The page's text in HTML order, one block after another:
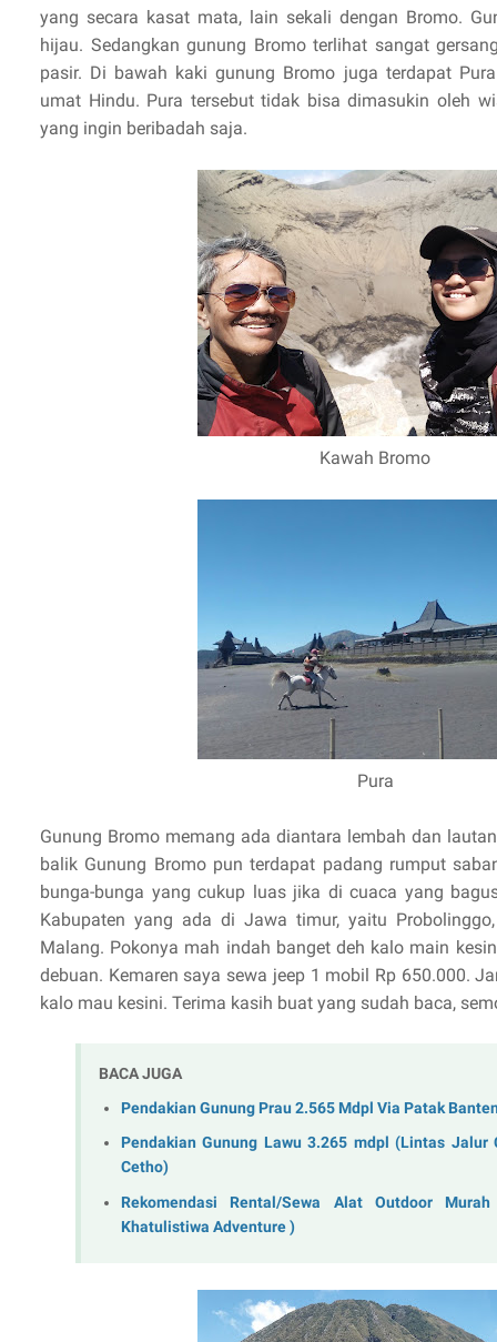
yang secara kasat mata, lain sekali dengan Bromo.
hijau. Sedangkan gunung Bromo terlihat sangat
pasir. Di bawah kaki gunung Bromo juga terdapat
umat Hindu. Pura tersebut tidak bisa dimasukin oleh
yang ingin beribadah saja.
Kawah Bromo
Pura
Gunung Bromo memang ada diantara lembah dan
balik Gunung Bromo pun terdapat padang rumput
bunga-bunga yang cukup luas jika di cuaca yang
Kabupaten yang ada di Jawa timur, yaitu
Malang. Pokonya mah indah banget deh kalo main
debuan. Kemaren saya sewa jeep 1 mobil Rp 650.000.
kalo mau kesini. Terima kasih buat yang sudah baca,
BACA JUGA
Pendakian Gunung Prau 2.565 Mdpl Via Patak
Pendakian Gunung Lawu 3.265 mdpl (Lintas Jalur
Cetho)
Rekomendasi Rental/Sewa Alat Outdoor
Khatulistiwa Adventure )